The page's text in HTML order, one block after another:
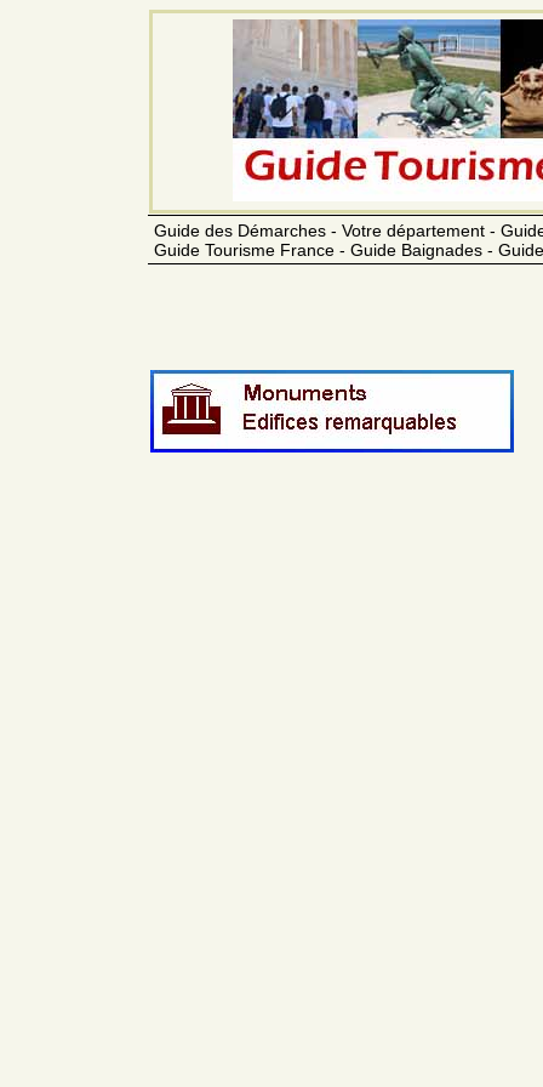
Guide des Démarches - Votre département -
Guide Tourisme France - Guide Baignades -